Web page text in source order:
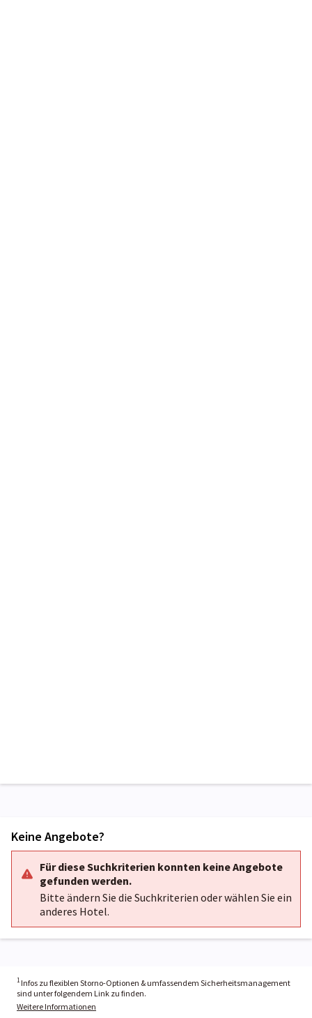
Keine Angebote?
Für diese Suchkriterien konnten keine Angebote
gefunden werden.
Bitte ändern Sie die Suchkriterien oder wählen Sie ein
anderes Hotel.
1 Infos zu flexiblen Storno-Optionen & umfassendem Sicherheitsmanagement
sind unter folgendem Link zu finden.
Weitere Informationen